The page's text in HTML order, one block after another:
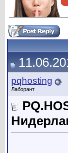
pqhosting
Лаборант